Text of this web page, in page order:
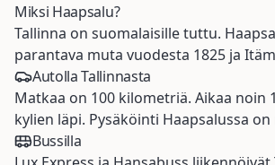
Miksi Haapsalu?
Tallinna on suomalaisille tuttu.
parantava muta vuodesta 1825 ja
Autolla Tallinnasta
Matkaa on 100 kilometriä. Aikaa
kylien läpi. Pysäköinti Haapsalussa
Bussilla